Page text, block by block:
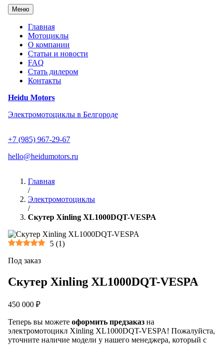
Перейти
содержанию
Heidu Motors
Электромотоциклы в Белгороде
+7 (985) 967-29-67
hello@heidumotors.ru
Меню
Главная
Мотоциклы
О компании
Статьи и новости
FAQ
Стать дилером
Контакты
Главная
/
Электромотоциклы
/
Скутер Xinling XL1000DQT-VESPA
5 (1)
Под заказ
Скутер Xinling XL1000DQT-VESPA
450 000 ₽
Теперь вы можете оформить предзаказ на
электромотоцикл Xinling XL1000DQT-VESPA! Пожалуйста,
уточните наличие модели у нашего менеджера, который с